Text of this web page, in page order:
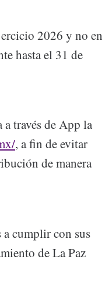
2026 y no en
hasta el 31 de
través de App la
, a fin de evitar
de manera
cumplir con sus
de La Paz